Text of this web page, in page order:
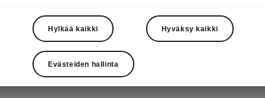
olemassa jokin ajoakun minimivaraustaso?
päivitys sisältää?
Hylkää kaikki Hyväksy kaikki
Evästeiden hallinta